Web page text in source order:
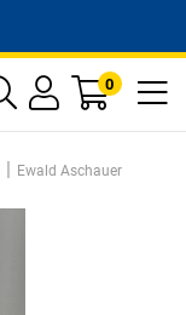
0
| Ewald Aschauer